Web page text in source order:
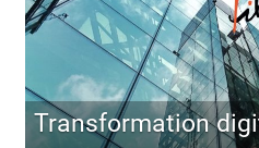
Transformation